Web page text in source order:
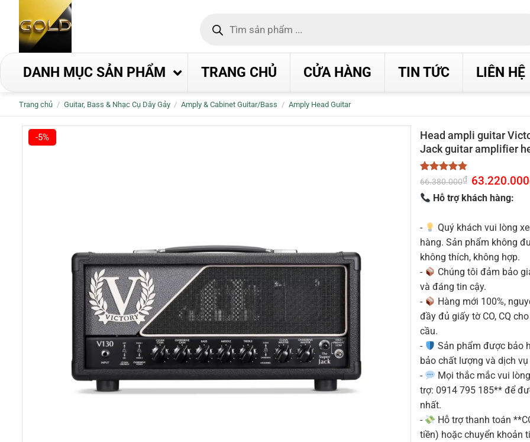
dung
kiếm
DANH MỤC SẢN PHẨM TRANG CHỦ CỬA HÀNG TIN TỨC LIÊN HỆ
Trang chủ / Guitar, Bass & Nhạc Cụ Dây Gảy / Amply & Cabinet Guitar/Bass / Amply Head Guitar
-5%
Head ampli guitar
Jack guitar amplifier
4.8 trên 5
10
đánh giá
66.380.000₫ Giá
gốc
là:
66.380.000₫.
63.220.000
Hỗ trợ khách hàng:
-
Quý khách vui lòng
hàng. Sản phẩm không
không thích, không hợp.
-
Chúng tôi đảm bảo
và đáng tin cậy.
-
Hàng mới 100%,
đầy đủ giấy tờ CO, CQ
cầu.
-
Sản phẩm được bảo
bảo chất lượng và dịch
-
Mọi thắc mắc vui
trợ: 0914 795 185** để
nhất.
-
Hỗ trợ thanh toán
tiền) hoặc chuyển khoản